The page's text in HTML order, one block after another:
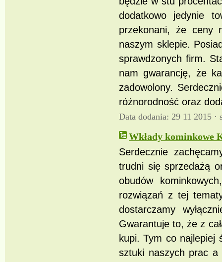
dodatkowo jedynie
przekonani, że ceny
naszym sklepie.
sprawdzonych firm.
nam gwarancję, że
zadowolony.
różnorodność oraz
Data dodania: 29 11 2015 ·
Wkłady kominkowe
Serdecznie
trudni się sprzedażą
obudów
rozwiązań z tej
dostarczamy
Gwarantuje to, że z
kupi. Tym co najlepiej
sztuki naszych prac